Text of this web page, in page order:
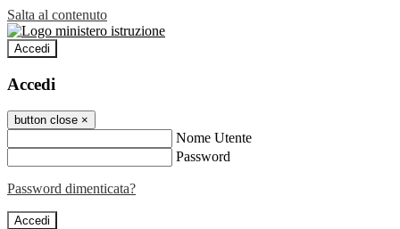
Salta al contenuto
Accedi
Accedi
button close ×
Nome Utente
Password
Password dimenticata?